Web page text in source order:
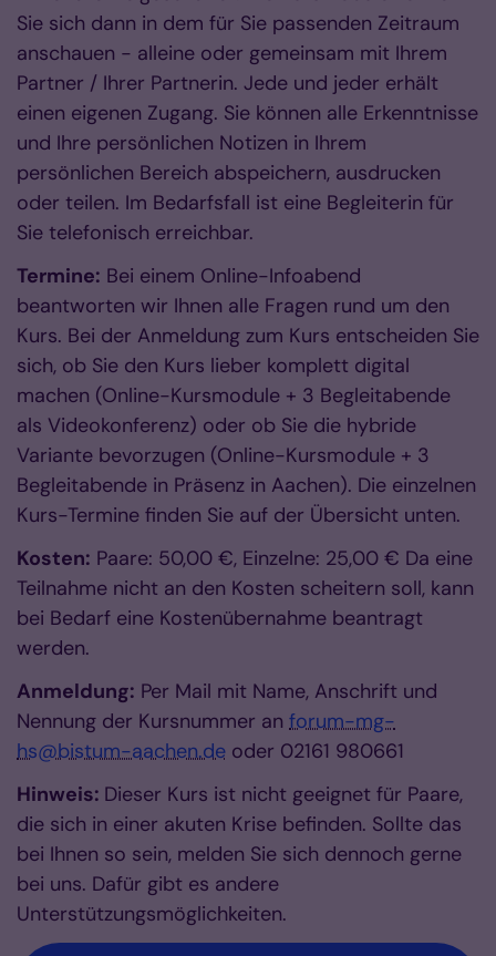
Sie sich dann in dem für Sie passenden Zeitraum
anschauen - alleine oder gemeinsam mit Ihrem
Partner / Ihrer Partnerin. Jede und jeder erhält
einen eigenen Zugang. Sie können alle Erkenntnisse
und Ihre persönlichen Notizen in Ihrem
persönlichen Bereich abspeichern, ausdrucken
oder teilen. Im Bedarfsfall ist eine Begleiterin für
Sie telefonisch erreichbar.
Termine: Bei einem Online-Infoabend
beantworten wir Ihnen alle Fragen rund um den
Kurs. Bei der Anmeldung zum Kurs entscheiden Sie
sich, ob Sie den Kurs lieber komplett digital
machen (Online-Kursmodule + 3 Begleitabende
als Videokonferenz) oder ob Sie die hybride
Variante bevorzugen (Online-Kursmodule + 3
Begleitabende in Präsenz in Aachen). Die einzelnen
Kurs-Termine finden Sie auf der Übersicht unten.
Kosten: Paare: 50,00 €, Einzelne: 25,00 € Da eine
Teilnahme nicht an den Kosten scheitern soll, kann
bei Bedarf eine Kostenübernahme beantragt
werden.
Anmeldung: Per Mail mit Name, Anschrift und
Nennung der Kursnummer an forum-mg-
hs@bistum-aachen.de oder 02161 980661
Hinweis: Dieser Kurs ist nicht geeignet für Paare,
die sich in einer akuten Krise befinden. Sollte das
bei Ihnen so sein, melden Sie sich dennoch gerne
bei uns. Dafür gibt es andere
Unterstützungsmöglichkeiten.